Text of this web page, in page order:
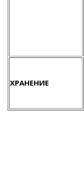
ХРАНЕНИЕ